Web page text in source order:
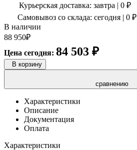
Курьерская доставка: завтра | 0 ₽
Самовывоз со склада: сегодня | 0 ₽
В наличии
88 950₽
Цена сегодня: 84 503 ₽
В корзину
сравнению
Характеристики
Описание
Документация
Оплата
Характеристики